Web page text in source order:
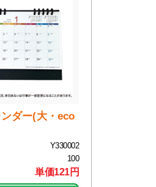
ダー(大・eco
Y330002
100
単価121円